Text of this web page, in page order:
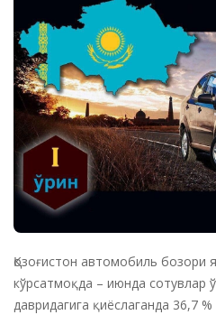
Қозоғистон автомобиль
кўрсатмоқда – июнда сотувлар
давридагига қиёслаганда 36,7